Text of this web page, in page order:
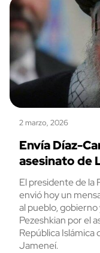
2 marzo, 2026
Envía Díaz-
asesinato de
El presidente de la
envió hoy un
al pueblo,
Pezeshkian por el
República Islámica
Jameneí.